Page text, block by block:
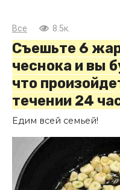
Все 8.5к.
Съешьте 6
чеснока и вы
что
течении 24
Едим всей семьей!